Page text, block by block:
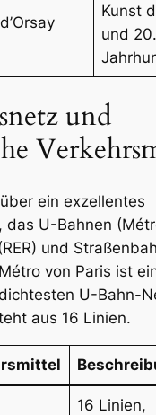
Kunst
und 20.
und
ein exzellentes
das U-Bahnen
und
von Paris ist
U-Bahn-
aus 16 Linien.
16 Linien,